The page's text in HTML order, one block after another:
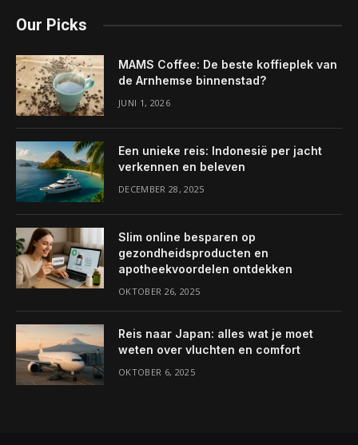
Our Picks
MAMS Coffee: De beste koffieplek van
de Arnhemse binnenstad?
JUNI 1, 2026
Een unieke reis: Indonesië per jacht
verkennen en beleven
DECEMBER 28, 2025
Slim online besparen op
gezondheidsproducten en
apotheekvoordelen ontdekken
OKTOBER 26, 2025
Reis naar Japan: alles wat je moet
weten over vluchten en comfort
OKTOBER 6, 2025